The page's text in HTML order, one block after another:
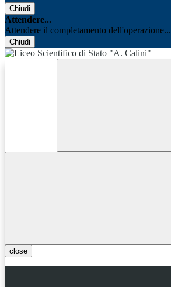
Chiudi
Attendere...
Attendere il completamento dell'operazione...
Chiudi
close